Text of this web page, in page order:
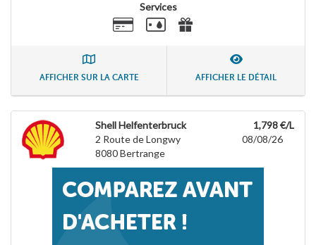
Services
AFFICHER SUR LA CARTE AFFICHER LE DÉTAIL
Shell Helfenterbruck
2 Route de Longwy
8080Bertrange
1,798 €/L
08/08/26